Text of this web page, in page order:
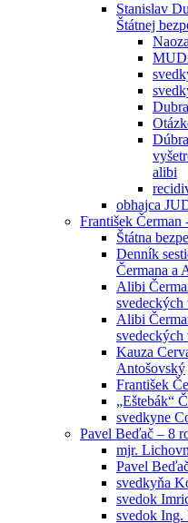
Stanislav
Štátnej
alibi
obhajca
František
Štátna
Denník
Čermana a
Alibi
svedeckých
Alibi
Kauza
Antošovský
František
„Eštebák“
svedkyne
Pavel Beďač – 8
mjr.
Pavel
svedkyňa
svedok
svedok Ing.